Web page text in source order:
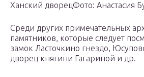
Ханский дворецФото: Анастасия
Среди других примечательных
памятников, которые следует
замок Ласточкино гнездо,
дворец княгини Гагариной и др.